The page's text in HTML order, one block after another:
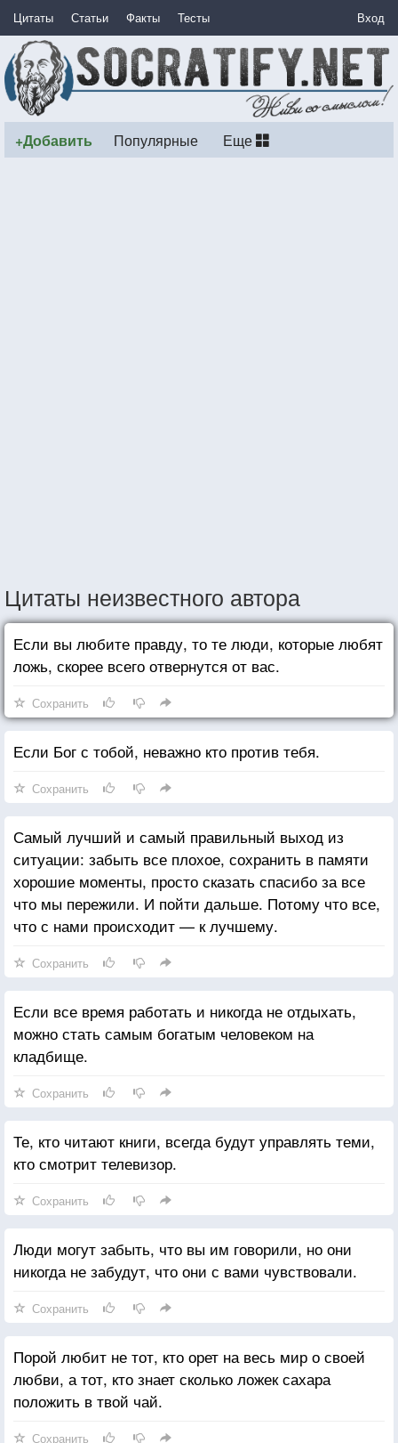
Цитаты Статьи Факты Тесты Вход
+Добавить Популярные Еще
Цитаты неизвестного автора
Если вы любите правду, то те люди, которые любят
ложь, скорее всего отвернутся от вас.
Сохранить
Если Бог с тобой, неважно кто против тебя.
Сохранить
Самый лучший и самый правильный выход из
ситуации: забыть все плохое, сохранить в памяти
хорошие моменты, просто сказать спасибо за все
что мы пережили. И пойти дальше. Потому что все,
что с нами происходит — к лучшему.
Сохранить
Если все время работать и никогда не отдыхать,
можно стать самым богатым человеком на
кладбище.
Сохранить
Те, кто читают книги, всегда будут управлять теми,
кто смотрит телевизор.
Сохранить
Люди могут забыть, что вы им говорили, но они
никогда не забудут, что они с вами чувствовали.
Сохранить
Порой любит не тот, кто орет на весь мир о своей
любви, а тот, кто знает сколько ложек сахара
положить в твой чай.
Сохранить